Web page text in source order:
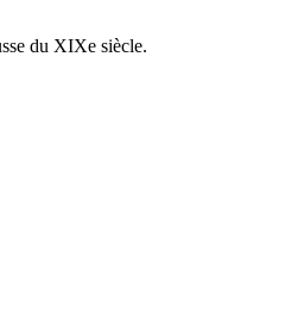
du XIXe siècle.